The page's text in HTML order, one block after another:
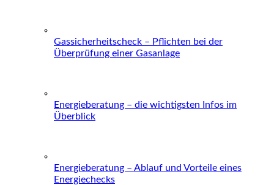
Gassicherheitscheck – Pflichten bei der
Überprüfung einer Gasanlage
Energieberatung – die wichtigsten Infos im
Überblick
Energieberatung – Ablauf und Vorteile eines
Energiechecks